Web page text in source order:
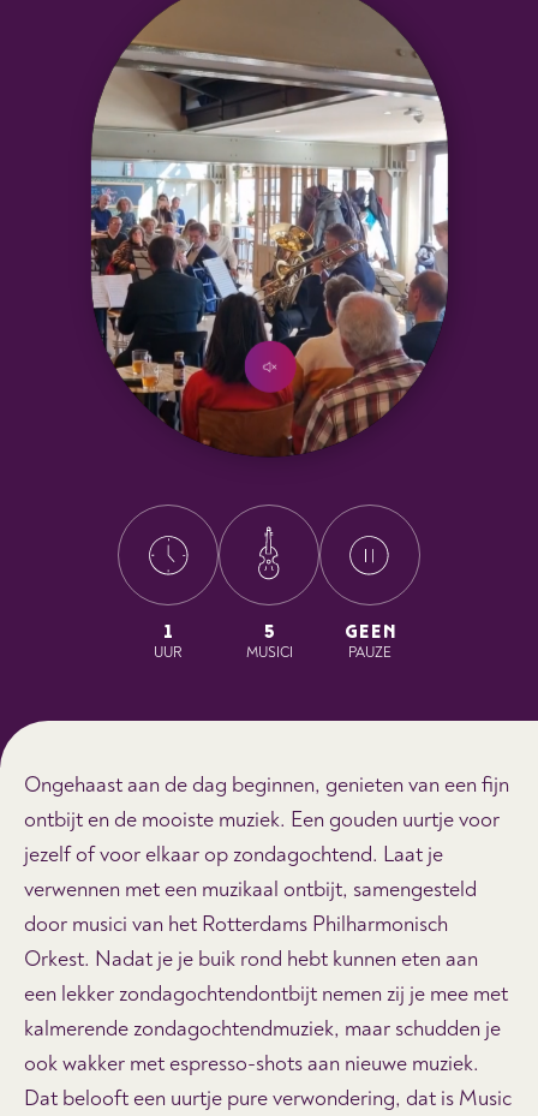
1
UUR
5
MUSICI
GEEN
PAUZE
Ongehaast aan de dag beginnen, genieten van een fijn
ontbijt en de mooiste muziek. Een gouden uurtje voor
jezelf of voor elkaar op zondagochtend. Laat je
verwennen met een muzikaal ontbijt, samengesteld
door musici van het Rotterdams Philharmonisch
Orkest. Nadat je je buik rond hebt kunnen eten aan
een lekker zondagochtendontbijt nemen zij je mee met
kalmerende zondagochtendmuziek, maar schudden je
ook wakker met espresso-shots aan nieuwe muziek.
Dat belooft een uurtje pure verwondering, dat is Music